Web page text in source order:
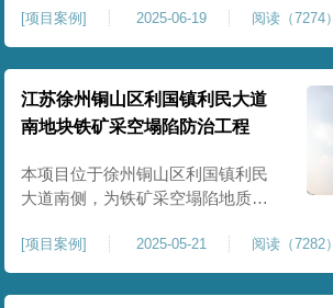
积约 20000 平方米，采用满场强夯
加固方式改善场地工程地质条件，
有效提高地基承载力、控制不均匀
沉降，满足变电站各类构支架、电
气设备及配套设施建设标准。本项
目是嵩县重要电力基础设施，投运
后优化区域电网布局，增强当
[项目案例] 2025-06-19 阅读（7274）
江苏徐州铜山区利国镇利民大道
南地块铁矿采空塌陷防治工程
本项目位于徐州铜山区利国镇利民
大道南侧，为铁矿采空塌陷地质灾
35000㎡。针对区域铁矿开采遗留的
地层松散、裂隙发育、塌陷沉降等
隐患，采用强夯工艺加固场地地
[项目案例] 2025-05-21 阅读（7282）